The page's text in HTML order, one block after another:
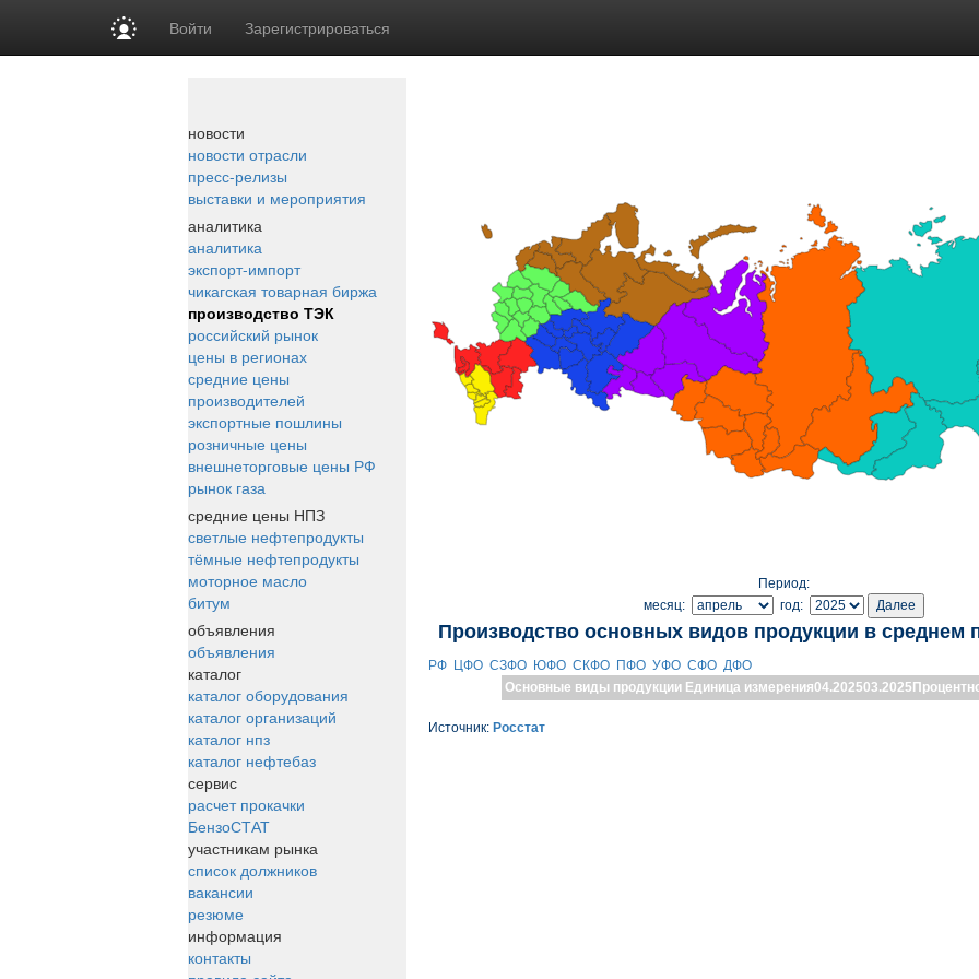
Войти Зарегистрироваться
новости
новости отрасли
пресс-релизы
выставки и мероприятия
аналитика
аналитика
экспорт-импорт
чикагская товарная биржа
производство ТЭК
российский рынок
цены в регионах
средние цены
производителей
экспортные пошлины
розничные цены
внешнеторговые цены РФ
рынок газа
средние цены НПЗ
светлые нефтепродукты
тёмные нефтепродукты
моторное масло
битум
объявления
объявления
каталог
каталог оборудования
каталог организаций
каталог нпз
каталог нефтебаз
сервис
расчет прокачки
БензоСТАТ
участникам рынка
список должников
вакансии
резюме
информация
контакты
Период:
месяц:
год:
Производство основных видов продукции в среднем
РФ ЦФО СЗФО ЮФО СКФО ПФО УФО СФО ДФО
Основные виды продукции Единица измерения04.202503.2025
Источник: Росстат